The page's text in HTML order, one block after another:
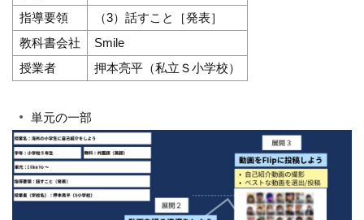
指導要領
（3）話すこと［発表］
教科書会社
Smile
授業者
押本亮平（私立Ｓ小学校）
単元の一部